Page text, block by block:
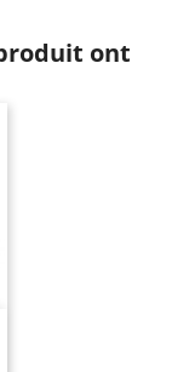
ont